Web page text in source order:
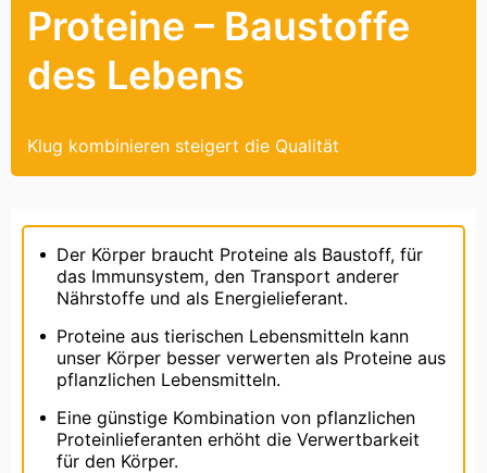
Proteine – Baustoffe
des Lebens
Klug kombinieren steigert die Qualität
Der Körper braucht Proteine als Baustoff, für
das Immunsystem, den Transport anderer
Nährstoffe und als Energielieferant.
Proteine aus tierischen Lebensmitteln kann
unser Körper besser verwerten als Proteine aus
pflanzlichen Lebensmitteln.
Eine günstige Kombination von pflanzlichen
Proteinlieferanten erhöht die Verwertbarkeit
für den Körper.